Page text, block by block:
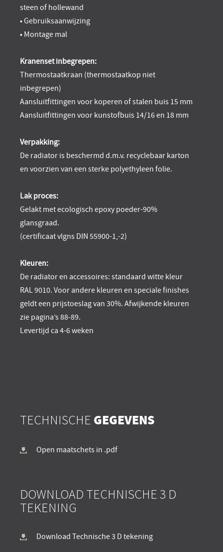
steen of hollewand
• Gebruiksaanwijzing
• Montage mal
Kranenset inbegrepen:
Thermostaatkraan (thermostaatkop niet
inbegrepen)
Aansluitfittingen voor koperen of stalen buis 15 mm
Aansluitfittingen voor kunstofbuis 14/16 en 18 mm
Verpakking:
De radiator is beschermd d.m.v. recyclebaar karton
en voorzien van een sterke polyethyleen folie.
Lak proces:
Gelakt met ecologisch epoxy poeder-90%
glansgraad.
(certificaat vlgns DIN 55900-1,-2)
Kleuren:
De radiator en accessoires: standaard witte kleur
RAL 9010. Voor andere kleuren en speciale finishes
geldt een prijstoeslag van 30%. Afwijkende kleuren
zie pagina’s 88-89.
Levertijd ca 4-6 weken
TECHNISCHE GEGEVENS
Open maatschets in .pdf
DOWNLOAD TECHNISCHE 3 D
TEKENING
Download Technische 3 D tekening